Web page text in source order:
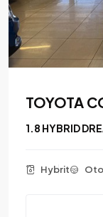
DACIA
1.3 TCE
Benzin